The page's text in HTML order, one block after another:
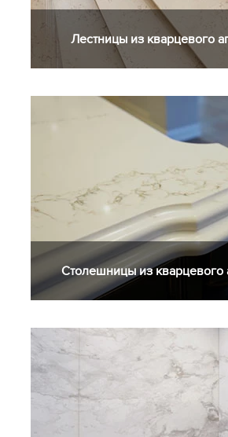
Лестницы из кварцевого
Столешницы из кварцевого